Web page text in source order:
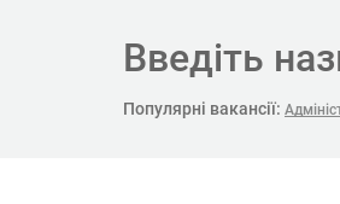
Введіть
Популярні вакансії: